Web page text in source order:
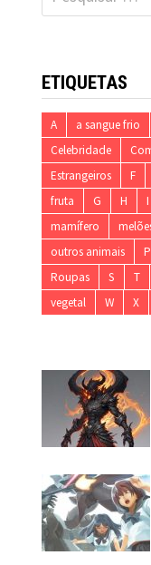
por:
ETIQUETAS
A a sangue frio
Celebridade
Estrangeiros
F
fruta
G H I
mamífero
outros animais
P
Roupas
S T
vegetal
W X